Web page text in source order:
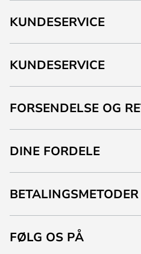
KUNDESERVICE
KUNDESERVICE
FORSENDELSE OG
DINE FORDELE
BETALINGSMETODER
FØLG OS PÅ